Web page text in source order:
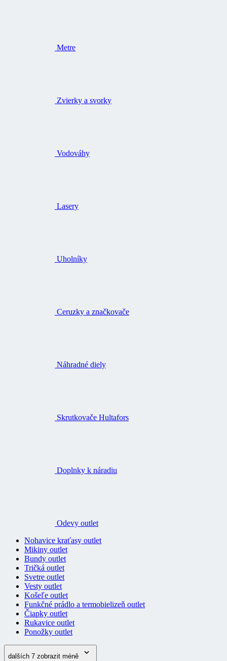
Metre
Zvierky a svorky
Vodováhy
Lasery
Uholníky
Ceruzky a značkovače
Náhradné diely
Skrutkovače Hultafors
Doplnky k náradiu
Odevy outlet
Nohavice kraťasy outlet
Mikiny outlet
Bundy outlet
Tričká outlet
Svetre outlet
Vesty outlet
Košeľe outlet
Funkčné prádlo a termobielizeň outlet
Čiapky outlet
Rukavice outlet
Ponožky outlet
dalších 7 zobrazit méně